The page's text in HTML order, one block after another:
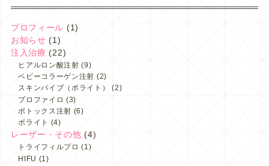
プロフィール (1)
お知らせ (1)
注入治療 (22)
ヒアルロン酸注射 (9)
ベビーコラーゲン注射 (2)
スキンバイブ（ボライト）
(2)
プロファイロ (3)
ボトックス注射 (6)
ボライト (4)
レーザー・その他 (4)
トライフィルプロ (1)
HIFU (1)